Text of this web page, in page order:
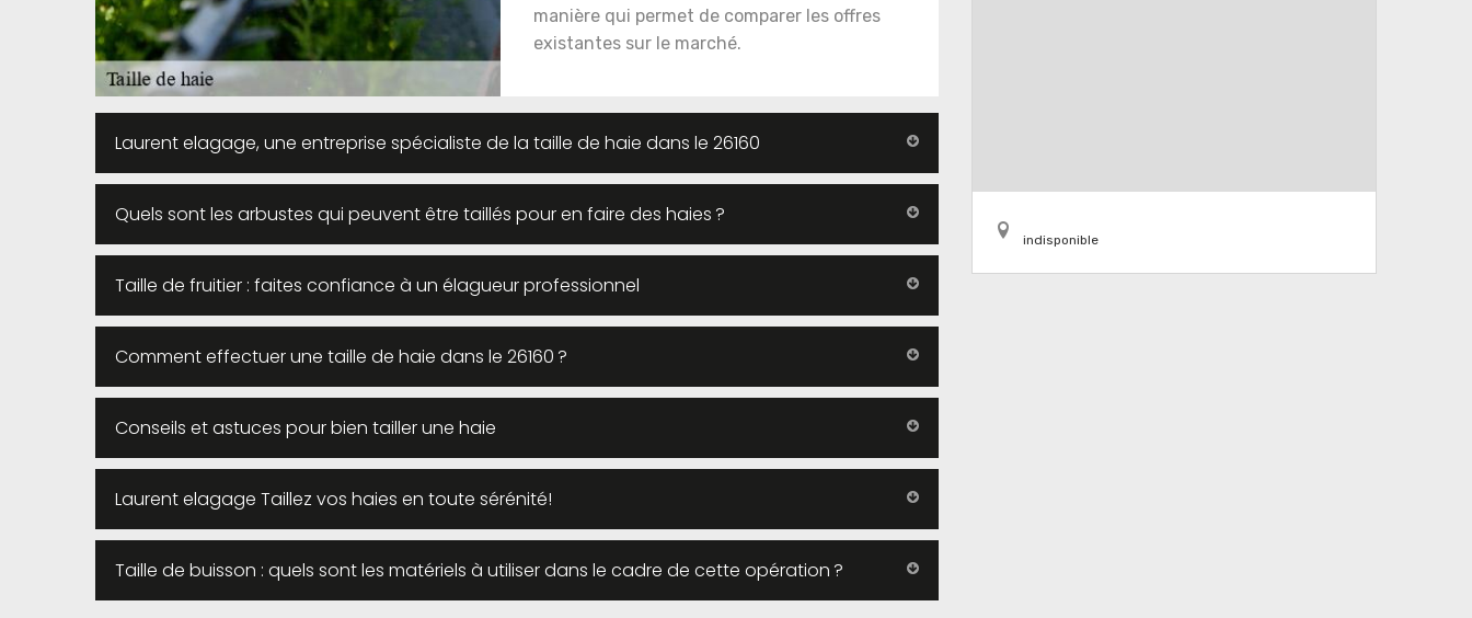
manière qui permet de comparer les offres
existantes sur le marché.
Laurent elagage, une entreprise spécialiste de la taille de haie dans le 26160
Quels sont les arbustes qui peuvent être taillés pour en faire des haies ?
Taille de fruitier : faites confiance à un élagueur professionnel
Comment effectuer une taille de haie dans le 26160 ?
Conseils et astuces pour bien tailler une haie
Laurent elagage Taillez vos haies en toute sérénité!
Taille de buisson : quels sont les matériels à utiliser dans le cadre de cette opération ?
indisponible